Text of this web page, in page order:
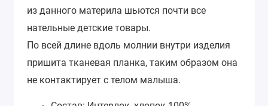
из данного материла шьются почти все
нательные детские товары.
По всей длине вдоль молнии внутри изделия
пришита тканевая планка, таким образом она
не контактирует с телом малыша.